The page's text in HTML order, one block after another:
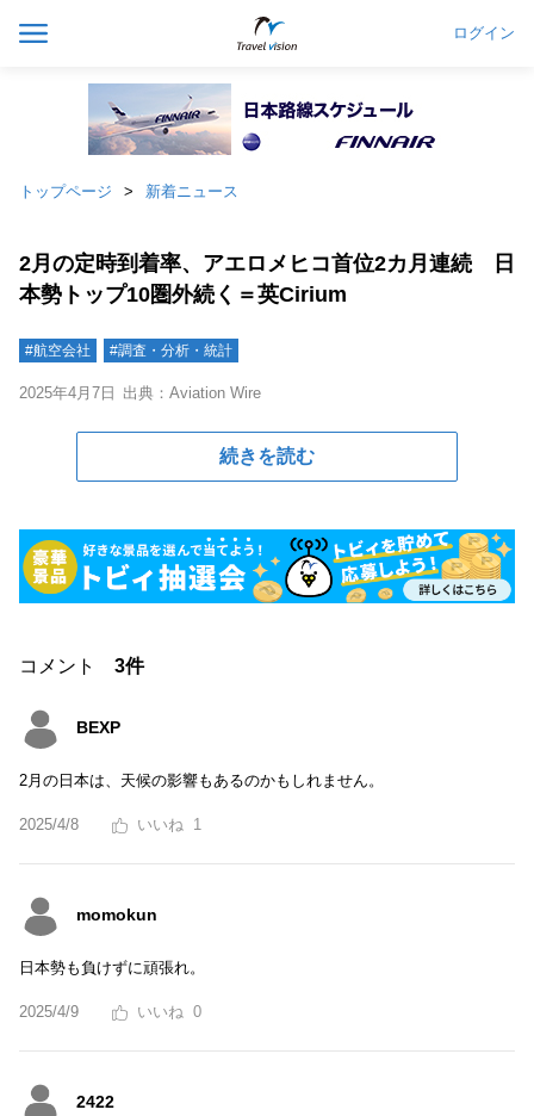
ログイン
トップページ 新着ニュース
2月の定時到着率、アエロメヒコ首位2カ月連続 日
本勢トップ10圏外続く＝英Cirium
#航空会社 #調査・分析・統計
2025年4月7日 出典：Aviation Wire
続きを読む
コメント 3件
BEXP
2月の日本は、天候の影響もあるのかもしれません。
2025/4/8 1
momokun
日本勢も負けずに頑張れ。
2025/4/9 0
2422